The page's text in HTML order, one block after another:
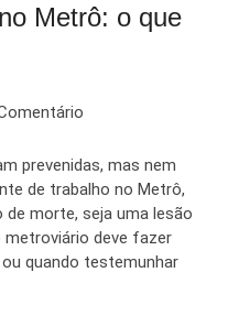
Metrô: o que
prevenidas, mas nem
de trabalho no Metrô,
morte, seja uma lesão
metroviário deve fazer
quando testemunhar